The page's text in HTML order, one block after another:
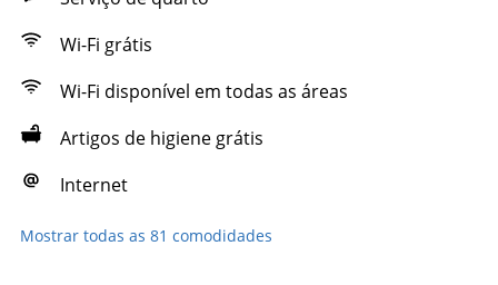
Wi-Fi grátis
Wi-Fi disponível em todas as áreas
Artigos de higiene grátis
Internet
Mostrar todas as 81 comodidades